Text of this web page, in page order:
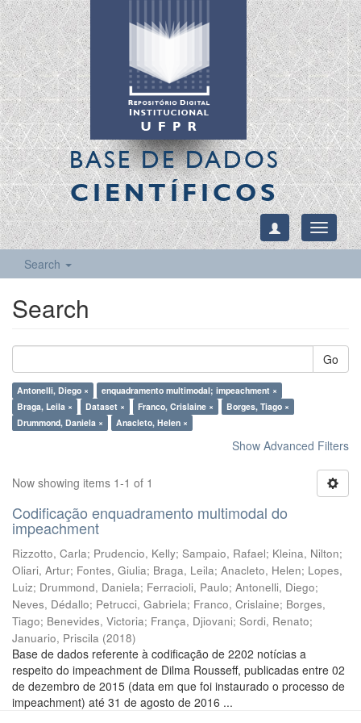
BASE DE DADOS
CIENTÍFICOS
Toggle
Search
Search
Go
Antonelli, Diego ×
enquadramento multimodal; impeachment ×
Braga, Leila ×
Dataset × Franco, Crislaine ×
Borges, Tiago ×
Drummond, Daniela ×
Anacleto, Helen ×
Show Advanced Filters
Now showing items 1-1 of 1
Codificação enquadramento multimodal do
impeachment
Rizzotto, Carla; Prudencio, Kelly; Sampaio, Rafael; Kleina, Nilton;
Oliari, Artur; Fontes, Giulia; Braga, Leila; Anacleto, Helen; Lopes,
Luiz; Drummond, Daniela; Ferracioli, Paulo; Antonelli, Diego;
Neves, Dédallo; Petrucci, Gabriela; Franco, Crislaine; Borges,
Tiago; Benevides, Victoria; França, Djiovani; Sordi, Renato;
Januario, Priscila (2018)
Base de dados referente à codificação de 2202 notícias a
respeito do impeachment de Dilma Rousseff, publicadas entre 02
de dezembro de 2015 (data em que foi instaurado o processo de
impeachment) até 31 de agosto de 2016 ...